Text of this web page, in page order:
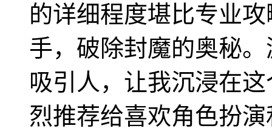
的详细程度堪比专业
手，破除封魔的奥秘
吸引人，让我沉浸在
烈推荐给喜欢角色扮